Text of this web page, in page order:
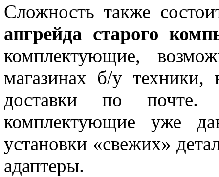
Сложность также
апгрейда старого
комплектующие,
магазинах б/у
доставки по почте.
комплектующие уже
установки «свежих»
адаптеры.